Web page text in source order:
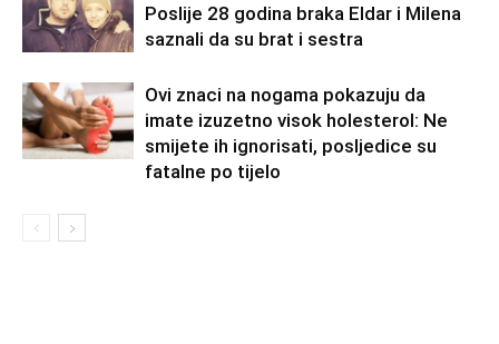
Poslije 28 godina braka Eldar i Milena
saznali da su brat i sestra
Ovi znaci na nogama pokazuju da
imate izuzetno visok holesterol: Ne
smijete ih ignorisati, posljedice su
fatalne po tijelo